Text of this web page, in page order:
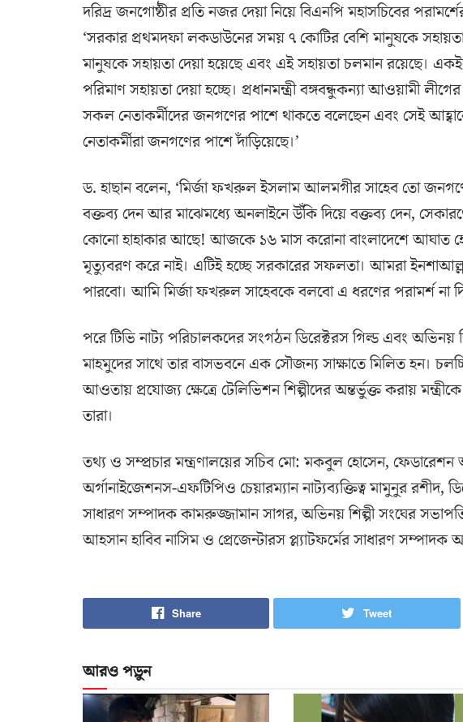
দরিদ্র জনগোষ্ঠীর প্রতি নজর দেয়া নিয়ে বিএনপি মহাসচিবের
‘সরকার প্রথমদফা লকডাউনের সময় ৭ কোটির বেশি মানুষকে
মানুষকে সহায়তা দেয়া হয়েছে এবং এই সহায়তা চলমান রয়েছে।
পরিমাণ সহায়তা দেয়া হচ্ছে। প্রধানমন্ত্রী বঙ্গবন্ধুকন্যা আওয়ামী
সকল নেতাকর্মীদের জনগণের পাশে থাকতে বলেছেন এবং সেই
নেতাকর্মীরা জনগণের পাশে দাঁড়িয়েছে।’
ড. হাছান বলেন, ‘মির্জা ফখরুল ইসলাম আলমগীর সাহেব তো
বক্তব্য দেন আর মাঝেমধ্যে অনলাইনে উঁকি দিয়ে বক্তব্য দেন,
কোনো হাহাকার আছে! আজকে ১৬ মাস করোনা বাংলাদেশে আঘাত
মৃত্যুবরণ করে নাই। এটিই হচ্ছে সরকারের সফলতা। আমরা
পারবো। আমি মির্জা ফখরুল সাহেবকে বলবো এ ধরণের পরামর্শ না
পরে টিভি নাট্য পরিচালকদের সংগঠন ডিরেক্টরস গিল্ড এবং অভিনয়
মাহমুদের সাথে তার বাসভবনে এক সৌজন্য সাক্ষাতে মিলিত হন।
আওতায় প্রযোজ্য ক্ষেত্রে টেলিভিশন শিল্পীদের অন্তর্ভুক্ত করায়
তারা।
তথ্য ও সম্প্রচার মন্ত্রণালয়ের সচিব মো: মকবুল হোসেন,
অর্গানাইজেশনস-এফটিপিও চেয়ারম্যান নাট্যব্যক্তিত্ব মামুনুর রশীদ,
সাধারণ সম্পাদক কামরুজ্জামান সাগর, অভিনয় শিল্পী সংঘের
আহসান হাবিব নাসিম ও প্রেজেন্টারস প্ল্যাটফর্মের সাধারণ
Share Tweet
আরও পড়ুন